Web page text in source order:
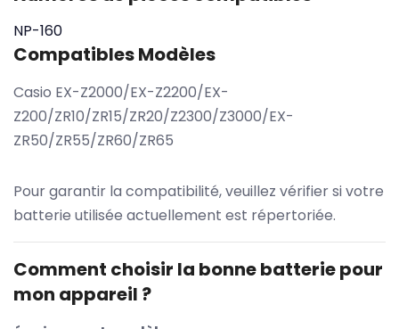
NP-160
Compatibles Modèles
Casio EX-Z2000/EX-Z2200/EX-
Z200/ZR10/ZR15/ZR20/Z2300/Z3000/EX-
ZR50/ZR55/ZR60/ZR65
Pour garantir la compatibilité, veuillez vérifier si votre
batterie utilisée actuellement est répertoriée.
Comment choisir la bonne batterie pour
mon appareil ?